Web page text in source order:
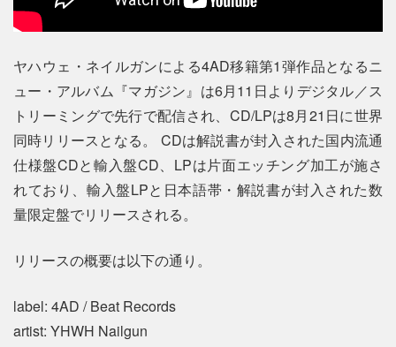
ヤハウェ・ネイルガンによる4AD移籍第1弾作品となるニ
ュー・アルバム『マガジン』は6月11日よりデジタル／ス
トリーミングで先行で配信され、CD/LPは8月21日に世界
同時リリースとなる。 CDは解説書が封入された国内流通
仕様盤CDと輸入盤CD、LPは片面エッチング加工が施さ
れており、輸入盤LPと日本語帯・解説書が封入された数
量限定盤でリリースされる。
リリースの概要は以下の通り。
label: 4AD / Beat Records
artist: YHWH Nailgun